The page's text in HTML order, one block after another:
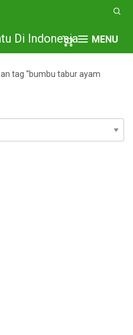
MENU
Di Indonesia
tag “bumbu tabur ayam